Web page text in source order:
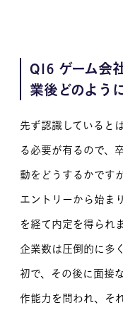
Q16 ゲーム会
業後どのよう
先ず認識していると
る必要が有るので、
動をどうするかです
エントリーから始ま
を経て内定を得られ
企業数は圧倒的に多
初で、その後に面接
作能力を問われ、そ